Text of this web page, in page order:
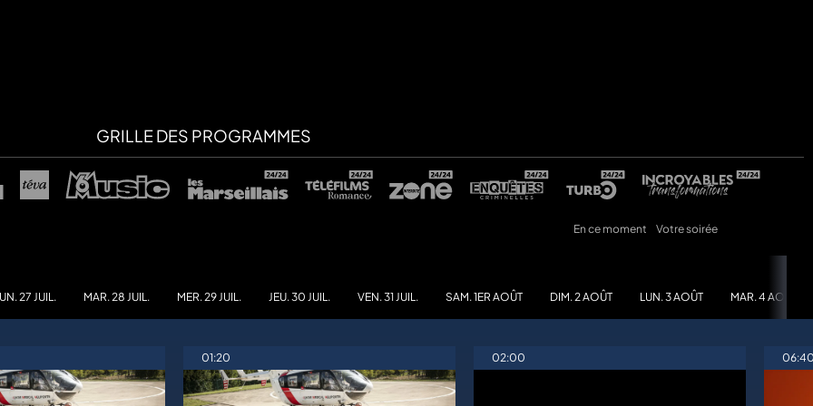
GRILLE DES PROGRAMMES
En ce moment Votre soirée
27 JUIL. MAR. 28 JUIL. MER. 29 JUIL. JEU. 30 JUIL. VEN. 31 JUIL. SAM. 1ER AOÛT DIM. 2 AOÛT LUN. 3 AOÛT MAR. 4 AOÛT
01:20 02:00